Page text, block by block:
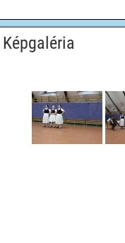
Képgaléria